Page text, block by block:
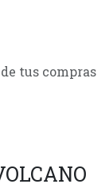
tus compras